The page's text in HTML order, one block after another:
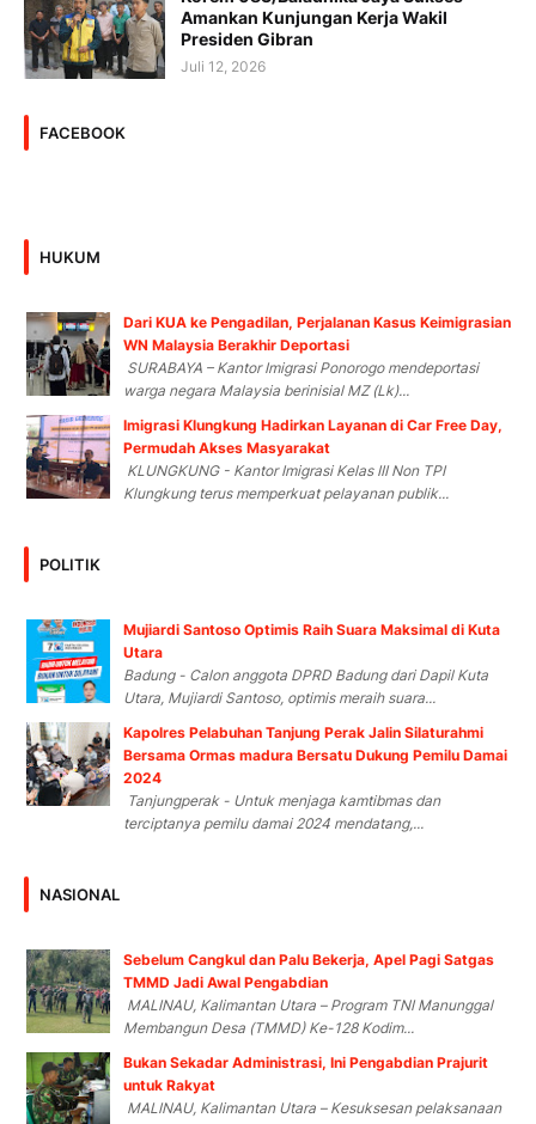
Amankan Kunjungan Kerja Wakil
Presiden Gibran
Juli 12, 2026
FACEBOOK
HUKUM
Dari KUA ke Pengadilan, Perjalanan Kasus Keimigrasian
WN Malaysia Berakhir Deportasi
SURABAYA – Kantor Imigrasi Ponorogo mendeportasi
warga negara Malaysia berinisial MZ (Lk)...
Imigrasi Klungkung Hadirkan Layanan di Car Free Day,
Permudah Akses Masyarakat
KLUNGKUNG - Kantor Imigrasi Kelas III Non TPI
Klungkung terus memperkuat pelayanan publik...
POLITIK
Mujiardi Santoso Optimis Raih Suara Maksimal di Kuta
Utara
Badung - Calon anggota DPRD Badung dari Dapil Kuta
Utara, Mujiardi Santoso, optimis meraih suara...
Kapolres Pelabuhan Tanjung Perak Jalin Silaturahmi
Bersama Ormas madura Bersatu Dukung Pemilu Damai
2024
Tanjungperak - Untuk menjaga kamtibmas dan
terciptanya pemilu damai 2024 mendatang,...
NASIONAL
Sebelum Cangkul dan Palu Bekerja, Apel Pagi Satgas
TMMD Jadi Awal Pengabdian
MALINAU, Kalimantan Utara – Program TNI Manunggal
Membangun Desa (TMMD) Ke-128 Kodim...
Bukan Sekadar Administrasi, Ini Pengabdian Prajurit
untuk Rakyat
MALINAU, Kalimantan Utara – Kesuksesan pelaksanaan